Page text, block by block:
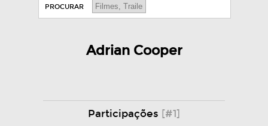
PROCURAR
Adrian Cooper
Participações [#1]